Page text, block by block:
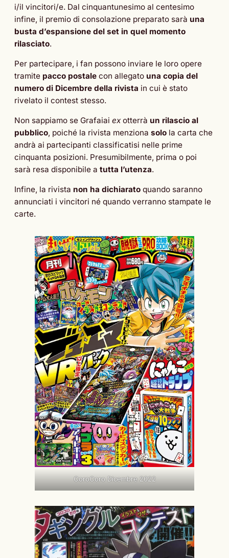
i/il vincitori/e. Dal cinquantunesimo al centesimo
infine, il premio di consolazione preparato sarà una
busta d’espansione del set in quel momento
rilasciato.
Per partecipare, i fan possono inviare le loro opere
tramite pacco postale con allegato una copia del
numero di Dicembre della rivista in cui è stato
rivelato il contest stesso.
Non sappiamo se Grafaiai ex otterrà un rilascio al
pubblico, poiché la rivista menziona solo la carta che
andrà ai partecipanti classificatisi nelle prime
cinquanta posizioni. Presumibilmente, prima o poi
sarà resa disponibile a tutta l’utenza.
Infine, la rivista non ha dichiarato quando saranno
annunciati i vincitori né quando verranno stampate le
carte.
CoroCoro Dicembre 2022